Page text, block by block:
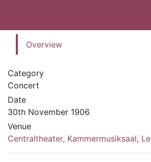
Overview
Category
Concert
Date
30th November 1906
Venue
Centraltheater, Kammermusiksaal,